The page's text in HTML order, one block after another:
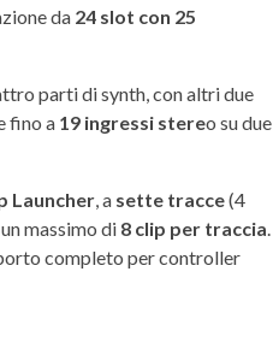
da 24 slot con 25
parti di synth, con altri due
fino a 19 ingressi stereo su due
Launcher, a sette tracce(4
massimo di 8 clip per traccia.
completo per controller